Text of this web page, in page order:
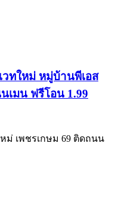
ทใหม่ หมู่บ้านพีเอส
เมน ฟรีโอน 1.99
ม่ เพชรเกษม 69 ติดถนน